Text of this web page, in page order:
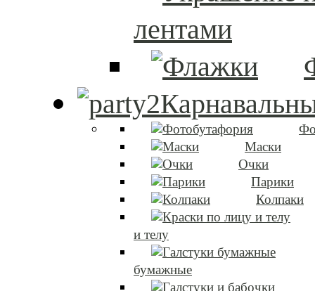
лентами
Маски
Очки
Парики
Колпаки
и телу
бумажные